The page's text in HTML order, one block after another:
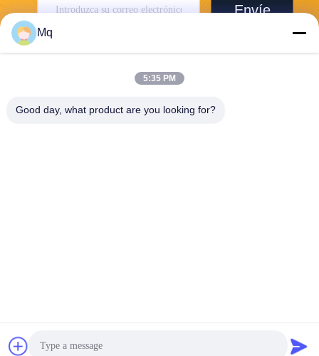
Envíe
Mq
5:35 PM
Good day, what product are you looking for?